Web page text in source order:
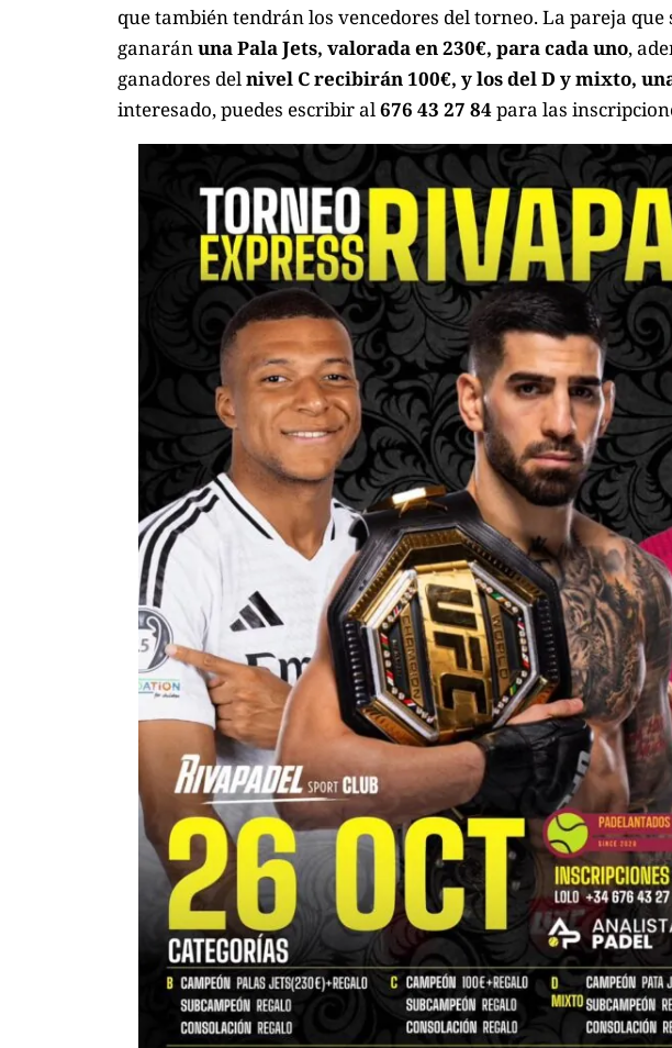
que también tendrán los vencedores del torneo. La pareja
ganaránuna Pala Jets, valorada en 230€, para cada uno,
ganadores delnivel C recibirán 100€, y los del D y mixto,
interesado, puedes escribir al676 43 27 84para las